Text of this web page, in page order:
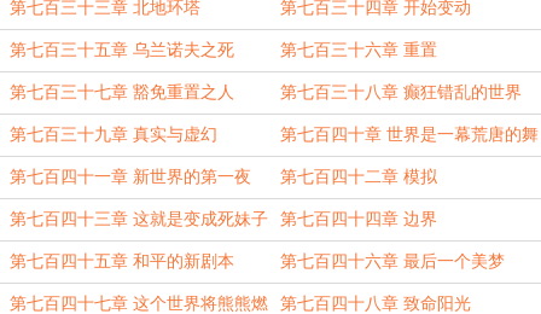
第七百三十三章 北地环塔 第七百三十四章 开始变动
第七百三十五章 乌兰诺夫之死 第七百三十六章 重置
第七百三十七章 豁免重置之人 第七百三十八章 癫狂错乱的世界
第七百三十九章 真实与虚幻 第七百四十章 世界是一幕荒唐的舞
台剧
第七百四十一章 新世界的第一夜 第七百四十二章 模拟
第七百四十三章 这就是变成死妹子
的原因
第七百四十四章 边界
第七百四十五章 和平的新剧本 第七百四十六章 最后一个美梦
第七百四十七章 这个世界将熊熊燃 第七百四十八章 致命阳光